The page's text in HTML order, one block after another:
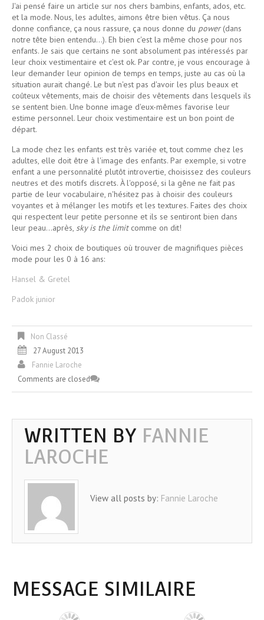
J'ai pensé faire un article sur nos chers bambins, enfants, ados, etc.
et la mode. Nous, les adultes, aimons être bien vêtus. Ça nous
donne confiance, ça nous rassure, ça nous donne du power(dans
notre tête bien entendu...). Eh bien c'est la même chose pour nos
enfants. Je sais que certains ne sont absolument pas intéressés par
leur choix vestimentaire et c'est ok. Par contre, je vous encourage à
leur demander leur opinion de temps en temps, juste au cas où la
situation aurait changé. Le but n'est pas d'avoir les plus beaux et
coûteux vêtements, mais de choisir des vêtements dans lesquels ils
se sentent bien. Une bonne image d'eux-mêmes favorise leur
estime personnel. Leur choix vestimentaire est un bon point de
départ.
La mode chez les enfants est très variée et, tout comme chez les
adultes, elle doit être à l'image des enfants. Par exemple, si votre
enfant a une personnalité plutôt introvertie, choisissez des couleurs
neutres et des motifs discrets. À l'opposé, si la gêne ne fait pas
partie de leur vocabulaire, n'hésitez pas à choisir des couleurs
voyantes et à mélanger les motifs et les textures. Faites des choix
qui respectent leur petite personne et ils se sentiront bien dans
leur peau...après, sky is the limitcomme on dit!
Voici mes 2 choix de boutiques où trouver de magnifiques pièces
mode pour les 0 à 16 ans:
Hansel & Gretel
Padok junior
Non Classé
27 August 2013
Fannie Laroche
Comments are closed
WRITTEN BY FANNIE
LAROCHE
View all posts by: Fannie Laroche
MESSAGE SIMILAIRE